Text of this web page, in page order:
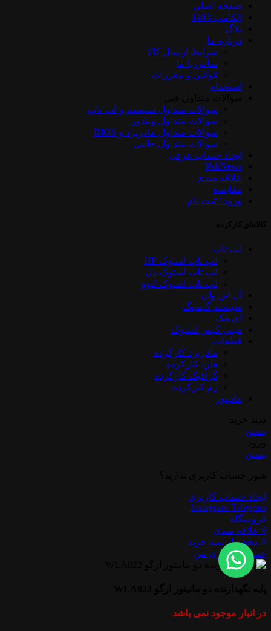
صفحه اصلی
الکامپ 1403
بلاگ
درباره ما
شرایط ارسال کالا
تماس با ما
قوانین و مقررات
استخدام
سوالات متداول سیستم و لپ تاپ
سوالات متداول ویندوز
سوالات متداول مادربرد و BIOS
سوالات متداول جانبی
ایجاد حساب عرفی
PskNews
علاقه مندی
مقایسه
ورود / ثبت نام
لپ تاپ
لپ تاپ استوک HP
لپ تاپ استوک دل
لپ تاپ استوک لنوو
آل این وان
سیستم گیمینگ
آی مک
مینی کیس استوک
قطعات
مادربرد کارکرده
هارد کارکرده
گرافیک کارکرده
رم کارکرده
مانیتور
بستن
بستن
ایجاد حساب کاربری
Instagram Telegram
فروشگاه
0 علاقه مندی
0 محصول سبد خرید
حساب کاربری من
در انبار موجود نمی باشد